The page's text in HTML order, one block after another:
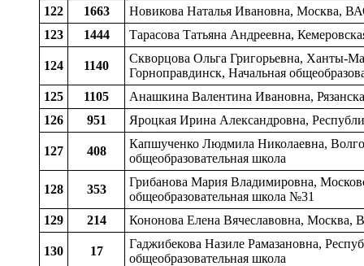
122
1663
Новикова Наталья Ивановна, Москва,
123
1444 Тарасова Татьяна Андреевна,
124 1140
Скворцова Ольга Григорьевна, Ханты-
Горноправдинск, Начальная
125
1105
Анашкина Валентина Ивановна,
126
951 Яроцкая Ирина Александровна,
127 408
Капшученко Людмила Николаевна,
общеобразовательная школа
128 353
Грибанова Мария Владимировна,
общеобразовательная школа №31
129
214 Кононова Елена Вячеславовна,
130 17
Гаджибекова Назиле Рамазановна,
общеобразовательная школа